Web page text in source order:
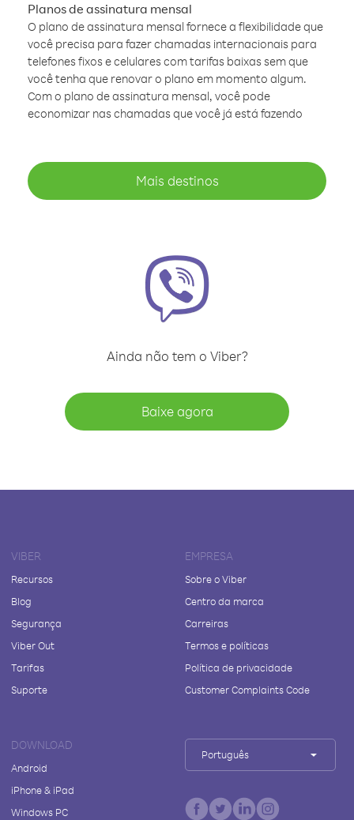
Planos de assinatura mensal
O plano de assinatura mensal fornece a flexibilidade que
você precisa para fazer chamadas internacionais para
telefones fixos e celulares com tarifas baixas sem que
você tenha que renovar o plano em momento algum.
Com o plano de assinatura mensal, você pode
economizar nas chamadas que você já está fazendo
Mais destinos
Ainda não tem o Viber?
Baixe agora
VIBER
Recursos
Blog
Segurança
Viber Out
Tarifas
Suporte
EMPRESA
Sobre o Viber
Centro da marca
Carreiras
Termos e políticas
Política de privacidade
Customer Complaints Code
DOWNLOAD
Android
iPhone & iPad
Windows PC
Português